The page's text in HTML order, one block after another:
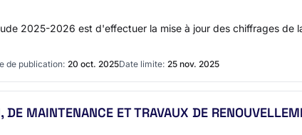
2025-2026 est d'effectuer la mise à jour des chiffrages de
de publication: 20 oct. 2025Date limite: 25 nov. 2025
DE MAINTENANCE ET TRAVAUX DE